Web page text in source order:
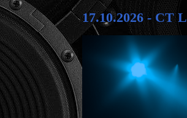
17.10.2026 - CT